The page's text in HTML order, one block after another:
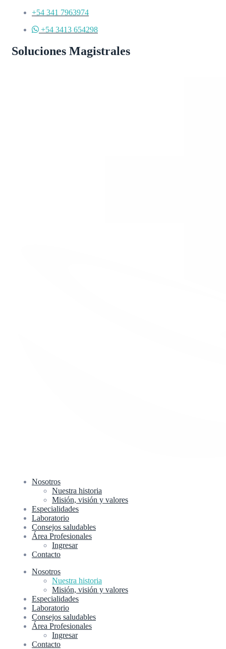
+54 341 7963974
+54 3413 654298
Soluciones Magistrales
Nosotros
Nuestra historia
Misión, visión y valores
Especialidades
Laboratorio
Consejos saludables
Área Profesionales
Ingresar
Contacto
Nosotros
Nuestra historia
Misión, visión y valores
Especialidades
Laboratorio
Consejos saludables
Área Profesionales
Ingresar
Contacto